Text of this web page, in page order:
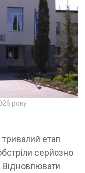
року
етап
серйозно